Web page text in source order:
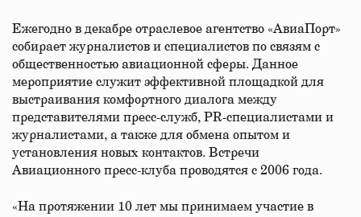
Ежегодно в декабре отраслевое агентство «АвиаПорт»
собирает журналистов и специалистов по связям с
общественностью авиационной сферы. Данное
мероприятие служит эффективной площадкой для
выстраивания комфортного диалога между
представителями пресс-служб, PR-специалистами и
журналистами, а также для обмена опытом и
установления новых контактов. Встречи
Авиационного пресс-клуба проводятся с 2006 года.
«На протяжении 10 лет мы принимаем участие в